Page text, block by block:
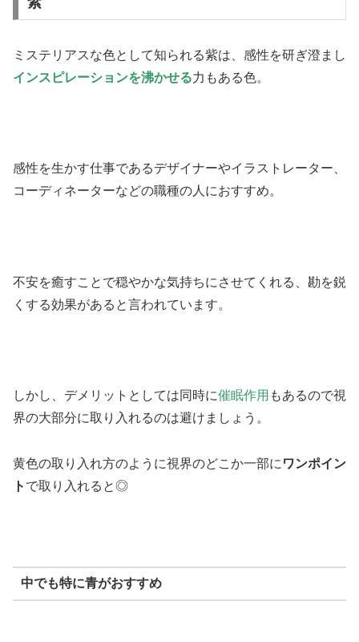
ミステリアスな色として知られる紫は、感性を研ぎ澄まし
インスピレーションを沸かせる力もある色。
感性を生かす仕事であるデザイナーやイラストレーター、
コーディネーターなどの職種の人におすすめ。
不安を癒すことで穏やかな気持ちにさせてくれる、勘を鋭
くする効果があると言われています。
しかし、デメリットとしては同時に催眠作用 もあるので視
界の大部分に取り入れるのは避けましょう。
黄色の取り入れ方のように視界のどこか一部に ワンポイン
ト で取り入れると◎
中でも特に青がおすすめ